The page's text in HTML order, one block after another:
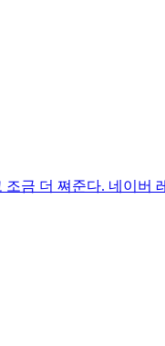
금 더 쪄준다. 네이버